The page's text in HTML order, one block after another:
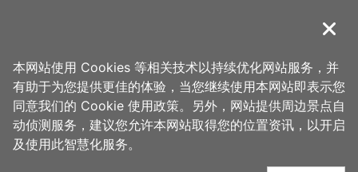
導覽
首页 > 想去的地方 > 美食、购物 > 涧水澜
涧水澜 周边住宿
关闭
本网站使用 Cookies 等相关技术以持续优化网站服务，并
有助于为您提供更佳的体验，当您继续使用本网站即表示您
同意我们的 Cookie 使用政策。另外，网站提供周边景点自
动侦测服务，建议您允许本网站取得您的位置资讯，以开启
及使用此智慧化服务。